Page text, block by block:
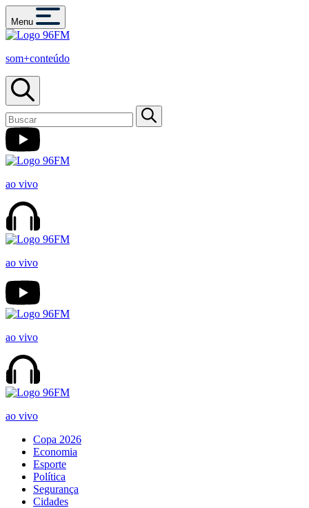
Menu
som+conteúdo
ao vivo
ao vivo
ao vivo
ao vivo
Copa 2026
Economia
Esporte
Política
Segurança
Cidades